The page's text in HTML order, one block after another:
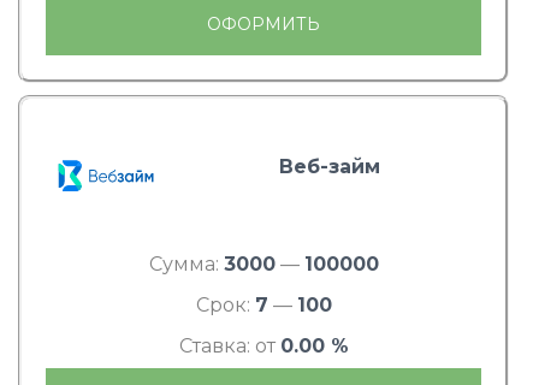
ОФОРМИТЬ
Веб-займ
Сумма: 3000— 100000
Срок: 7 — 100
Ставка: от 0.00 %